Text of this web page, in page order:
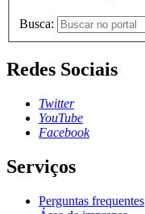
Busca:
Redes Sociais
Twitter
YouTube
Facebook
Serviços
Perguntas frequentes